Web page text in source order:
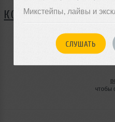
Микстейпы, лайвы и
СЛУШАТЬ
КОММЕНТАРИИ
чтобы